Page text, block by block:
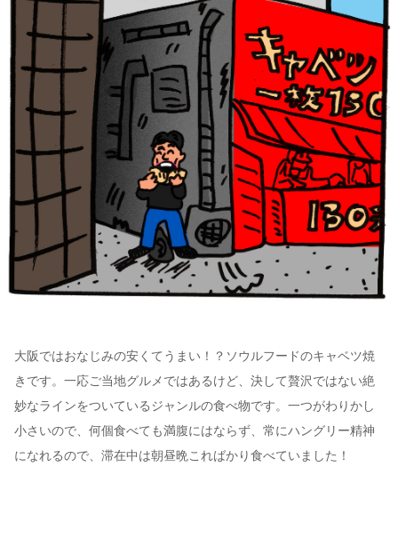
大阪ではおなじみの安くてうまい！？ソウルフードのキャベツ焼
きです。一応ご当地グルメではあるけど、決して贅沢ではない絶
妙なラインをついているジャンルの食べ物です。一つがわりかし
小さいので、何個食べても満腹にはならず、常にハングリー精神
になれるので、滞在中は朝昼晩こればかり食べていました！